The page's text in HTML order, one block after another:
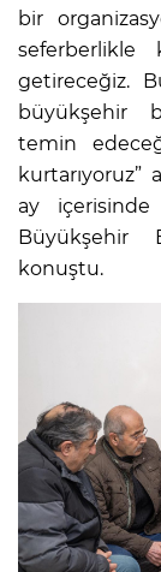
bir
seferberlikle
getireceğiz.
büyükşehir
temin
kurtarıyoruz”
ay
Büyükşehir
konuştu.